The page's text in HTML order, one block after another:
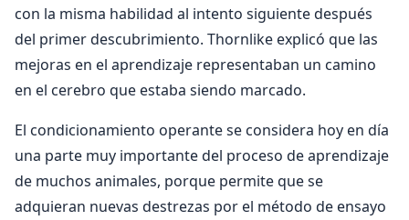
con la misma habilidad al intento siguiente después
del primer descubrimiento. Thornlike explicó que las
mejoras en el aprendizaje representaban un camino
en el cerebro que estaba siendo marcado.
El condicionamiento operante se considera hoy en día
una parte muy importante del proceso de aprendizaje
de muchos animales, porque permite que se
adquieran nuevas destrezas por el método de ensayo